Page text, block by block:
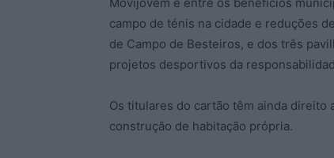
campo de ténis na cidade e reduções
de Campo de Besteiros, e dos três
projetos desportivos da
Os titulares do cartão têm ainda direito
construção de habitação própria.